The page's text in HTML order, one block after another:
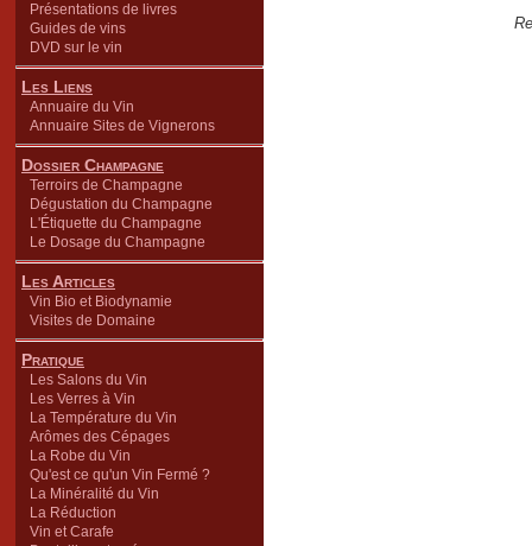
Présentations de livres
Guides de vins
DVD sur le vin
Les Liens
Annuaire du Vin
Annuaire Sites de Vignerons
Dossier Champagne
Terroirs de Champagne
Dégustation du Champagne
L'Étiquette du Champagne
Le Dosage du Champagne
Les Articles
Vin Bio et Biodynamie
Visites de Domaine
Pratique
Les Salons du Vin
Les Verres à Vin
La Température du Vin
Arômes des Cépages
La Robe du Vin
Qu'est ce qu'un Vin Fermé ?
La Minéralité du Vin
La Réduction
Vin et Carafe